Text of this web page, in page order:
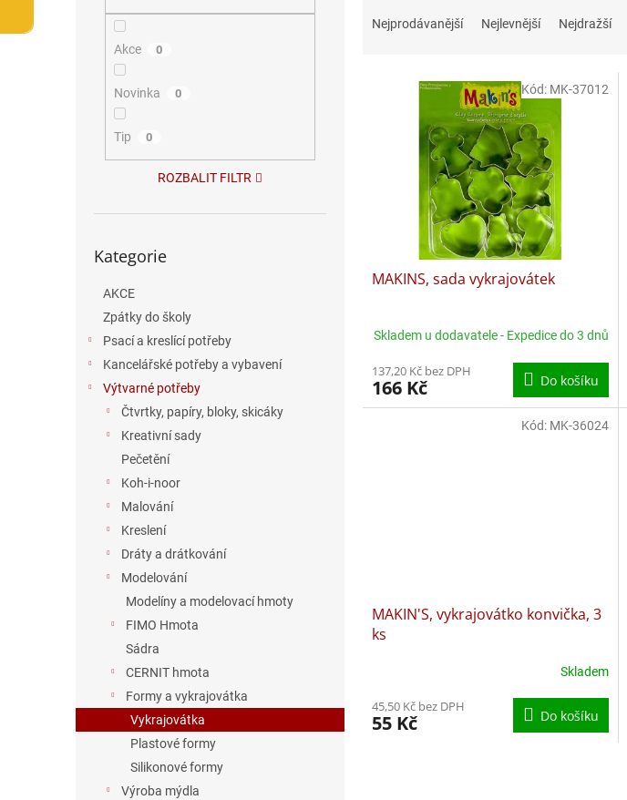
Akce 0
Novinka 0
Tip 0
ROZBALIT FILTR
kategorie
Kategorie
AKCE
Zpátky do školy
Psací a kreslící potřeby
Kancelářské potřeby a vybavení
Výtvarné potřeby
Čtvrtky, papíry, bloky, skicáky
Kreativní sady
Pečetění
Koh-i-noor
Malování
Kreslení
Dráty a drátkování
Modelování
Modelíny a modelovací hmoty
FIMO Hmota
Sádra
CERNIT hmota
Formy a vykrajovátka
Vykrajovátka
Plastové formy
Silikonové formy
Výroba mýdla
Nejprodávanější Nejlevnější Nejdražší
MAKINS, sada vykrajovátek
Skladem u dodavatele - Expedice do 3 dnů
137,20 Kč bez DPH
166 Kč Do košíku
Kód: MK-37012
MAKIN'S, vykrajovátko konvička, 3
ks
Skladem
45,50 Kč bez DPH
55 Kč Do košíku
Kód: MK-36024